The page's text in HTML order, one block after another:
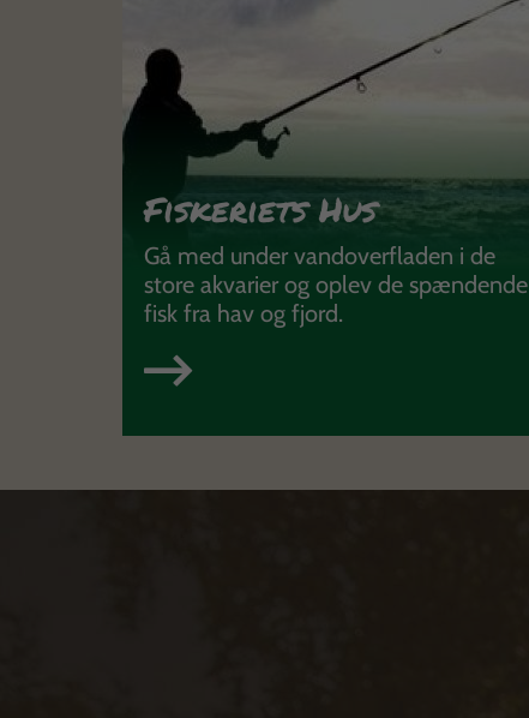
Fiskeriets Hus
Gå med under vandoverfladen i de
store akvarier og oplev de spændende
fisk fra hav og fjord.